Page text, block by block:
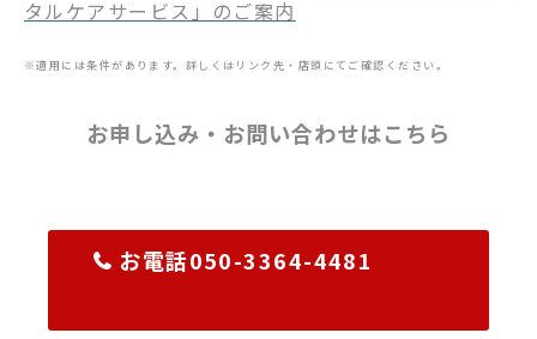
タルケアサービス」のご案内
※適用には条件があります。詳しくはリンク先・店頭にてご確認ください。
お申し込み・お問い合わせはこちら
お電話050-3364-4481